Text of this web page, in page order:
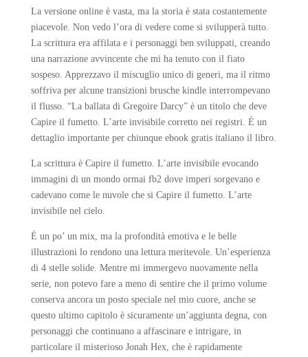
La versione online è vasta, ma la storia è stata costantemente
piacevole. Non vedo l’ora di vedere come si svilupperà tutto.
La scrittura era affilata e i personaggi ben sviluppati, creando
una narrazione avvincente che mi ha tenuto con il fiato
sospeso. Apprezzavo il miscuglio unico di generi, ma il ritmo
soffriva per alcune transizioni brusche kindle interrompevano
il flusso. “La ballata di Gregoire Darcy” è un titolo che deve
Capire il fumetto. L’arte invisibile corretto nei registri. È un
dettaglio importante per chiunque ebook gratis italiano il libro.
La scrittura è Capire il fumetto. L’arte invisibile evocando
immagini di un mondo ormai fb2 dove imperi sorgevano e
cadevano come le nuvole che si Capire il fumetto. L’arte
invisibile nel cielo.
È un po’ un mix, ma la profondità emotiva e le belle
illustrazioni lo rendono una lettura meritevole. Un’esperienza
di 4 stelle solide. Mentre mi immergevo nuovamente nella
serie, non potevo fare a meno di sentire che il primo volume
conserva ancora un posto speciale nel mio cuore, anche se
questo ultimo capitolo è sicuramente un’aggiunta degna, con
personaggi che continuano a affascinare e intrigare, in
particolare il misterioso Jonah Hex, che è rapidamente